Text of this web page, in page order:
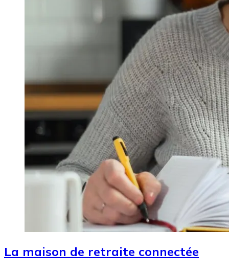
La maison de retraite connectée